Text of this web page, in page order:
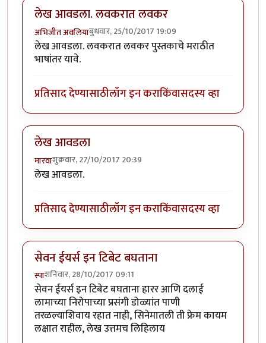
लेख आवडला. लवकरात लवकर
अभिजीत अवलियाबुधवार, 25/10/2017 19:09
लेख आवडला. लवकरात लवकर पुस्तकाचे मराठीत
भाषांतर यावे.
प्रतिसाद देण्यासाठीलॉग इन कराकिंवासदस्य व्हा
लेख आवडला
मारवाशुक्रवार, 27/10/2017 20:39
लेख आवडला.
प्रतिसाद देण्यासाठीलॉग इन कराकिंवासदस्य व्हा
सेवन ईयर्स इन टिबेट बघताना
स्पाशनिवार, 28/10/2017 09:11
सेवन ईयर्स इन टिबेट बघताना हारर आणि दलाई
लामाच्या निरोपाच्या प्रसंगी डोळ्यांत पाणी
तरळल्याशिवाय रहात नाही, सिनेमातली ती फ्रेम कायम
लक्षात राहील, लेख उत्तमच लिहिलाय